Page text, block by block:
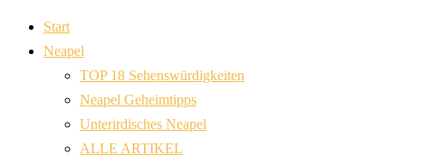
Start
Neapel
TOP 18 Sehenswürdigkeiten
Neapel Geheimtipps
Unterirdisches Neapel
ALLE ARTIKEL